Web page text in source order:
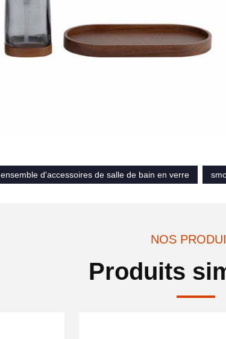
ensemble d'accessoires de salle de bain en verre
NOS
Produits